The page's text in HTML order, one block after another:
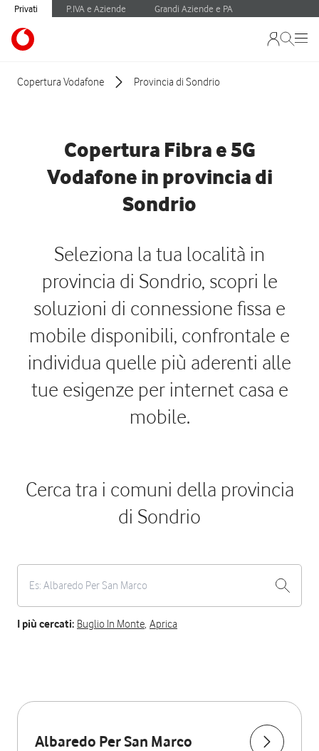
Privati P.IVA e Aziende Grandi Aziende e PA
Copertura Vodafone Provincia di Sondrio
Copertura Fibra e 5G
Vodafone in provincia di
Sondrio
Seleziona la tua località in
provincia di Sondrio, scopri le
soluzioni di connessione fissa e
mobile disponibili, confrontale e
individua quelle più aderenti alle
tue esigenze per internet casa e
mobile.
Cerca tra i comuni della provincia
di Sondrio
I più cercati: Buglio In Monte, Aprica
Albaredo Per San Marco